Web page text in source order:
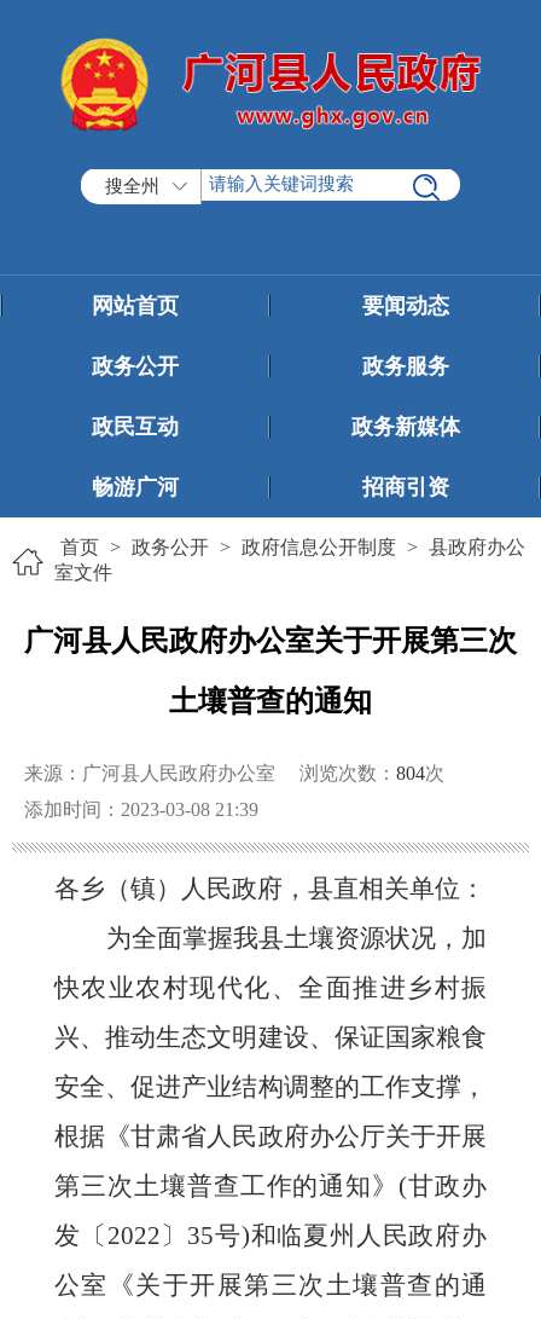
搜全州
网站首页 要闻动态
政务公开 政务服务
政民互动 政务新媒体
畅游广河 招商引资
首页 > 政务公开 > 政府信息公开制度 > 县政府办公
室文件
广河县人民政府办公室关于开展第三次
土壤普查的通知
来源：广河县人民政府办公室 浏览次数： 804次
添加时间：2023-03-08 21:39
各乡（镇）人民政府，县直相关单位 ：
为全面掌握我县土壤资源状况，加
快农业农村现代化、全面推进乡村振
兴、推动生态文明建设、保证国家粮食
安全、促进产业结构调整的工作支撑，
根据《甘肃省人民政府办公厅关于开展
第三次土壤普查工作的通知》 (甘政办
发〔2022〕35号)和临夏州人民政府办
公室《关于开展第三次土壤普查的通